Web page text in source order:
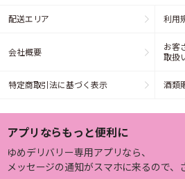
配送エリア 利用
会社概要
お客
取扱
特定商取引法に基づく表示 酒類
アプリならもっと便利に
ゆめデリバリー専用アプリなら、
メッセージの通知がスマホに来るので、